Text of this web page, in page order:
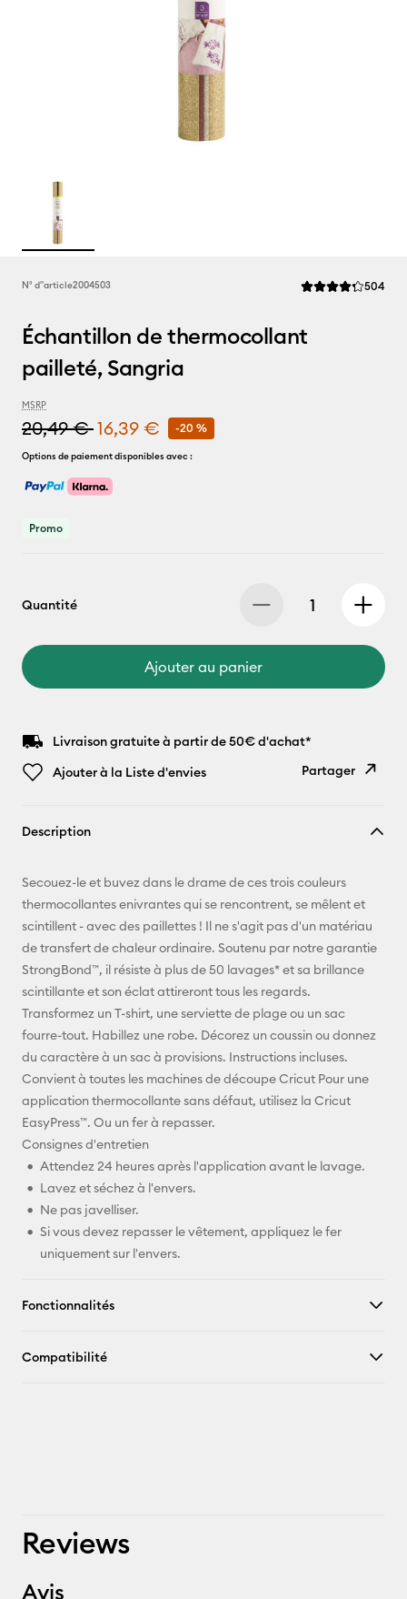
N° d''article2004503 La note moyenne
504
Échantillon de thermocollant
pailleté, Sangria
MSRP
20,49 €16,39 € -20 %
Options de paiement disponibles avec :
Promo
Quantité
Ajouter au panier
Livraison gratuite à partir de 50€ d'achat*
Ajouter à la Liste d'envies
Partager
E-mail
Pinterest
Facebook
Description
Secouez-le et buvez dans le drame de ces trois couleurs
thermocollantes enivrantes qui se rencontrent, se mêlent et
scintillent - avec des paillettes ! Il ne s'agit pas d'un matériau
de transfert de chaleur ordinaire. Soutenu par notre garantie
StrongBond™, il résiste à plus de 50 lavages* et sa brillance
scintillante et son éclat attireront tous les regards.
Transformez un T-shirt, une serviette de plage ou un sac
fourre-tout. Habillez une robe. Décorez un coussin ou donnez
du caractère à un sac à provisions. Instructions incluses.
Convient à toutes les machines de découpe Cricut Pour une
application thermocollante sans défaut, utilisez la Cricut
EasyPress™. Ou un fer à repasser.
Consignes d'entretien
Attendez 24 heures après l'application avant le lavage.
Lavez et séchez à l'envers.
Ne pas javelliser.
Si vous devez repasser le vêtement, appliquez le fer
uniquement sur l'envers.
Fonctionnalités
Compatibilité
Reviews